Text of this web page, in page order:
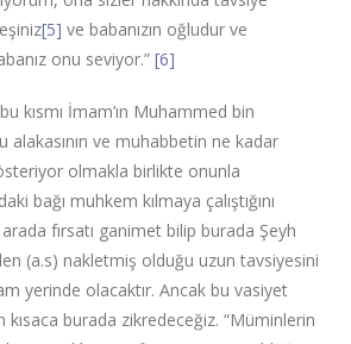
[5] ve babanızın oğludur ve
onu seviyor.” [6]
kısmı İmam’ın Muhammed bin
alakasının ve muhabbetin ne kadar
olmakla birlikte onunla
bağı muhkem kılmaya çalıştığını
fırsatı ganimet bilip burada Şeyh
(a.s) nakletmiş olduğu uzun tavsiyesini
yerinde olacaktır. Ancak bu vasiyet
burada zikredeceğiz. “Müminlerin